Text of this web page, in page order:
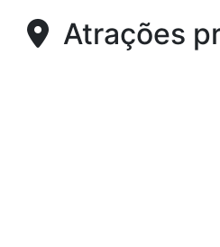
Atrações